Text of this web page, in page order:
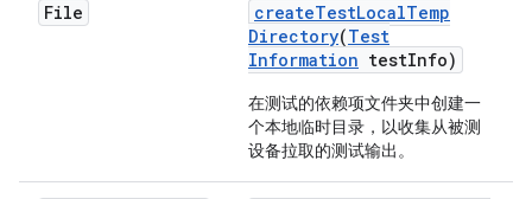
File createTestLocalTemp
Directory(Test
Information testInfo)
在测试的依赖项文件夹中创建一
个本地临时目录，以收集从被测
设备拉取的测试输出。